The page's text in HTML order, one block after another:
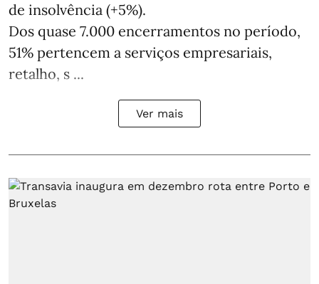
de insolvência (+5%).
Dos quase 7.000 encerramentos no período,
51% pertencem a serviços empresariais,
retalho, s ...
Ver mais